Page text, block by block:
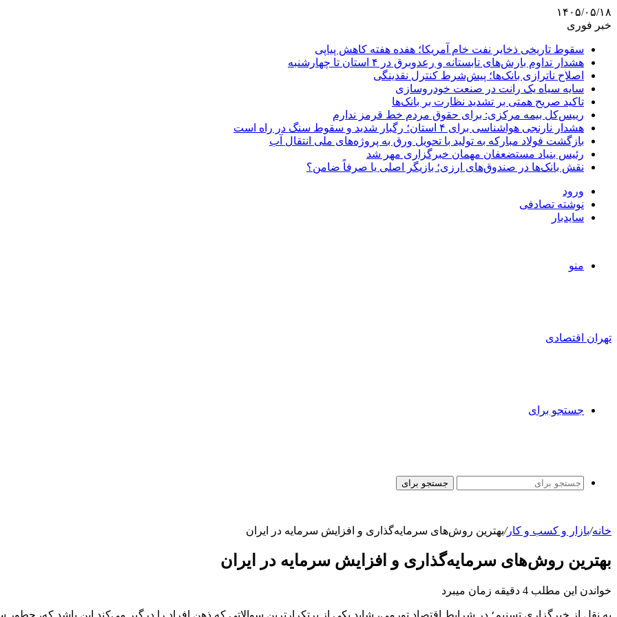
۱۴۰۵/۰۵/۱۸
خبر فوری
سقوط تاریخی ذخایر نفت خام آمریکا؛ هفده هفته کاهش پیاپی
هشدار تداوم بارش‌های تابستانه و رعدوبرق در ۴ استان تا چهارشنبه
اصلاح ناترازی بانک‌ها؛ پیش‌شرط کنترل نقدینگی
سایه سیاه یک رانت در صنعت خودروسازی
تاکید صریح همتی بر تشدید نظارت بر بانک‌ها
رییس‌کل بیمه مرکزی: برای حقوق مردم خط قرمز ندارم
هشدار نارنجی هواشناسی برای ۴ استان؛ رگبار شدید و سقوط سنگ در راه است
بازگشت فولاد مبارکه به تولید با تحویل ورق به پروژه‌های ملی انتقال آب
رئیس بنیاد مستضعفان مهمان خبرگزاری مهر شد
نقش بانک‌ها در صندوق‌های ارزی؛ بازیگر اصلی یا صرفاً ضامن؟
ورود
نوشته تصادفی
سایدبار
منو
تهران اقتصادی
جستجو برای
جستجو برای
خانه/بازار و کسب و کار/بهترین روش‌های سرمایه‌گذاری و افزایش سرمایه در ایران
بهترین روش‌های سرمایه‌گذاری و افزایش سرمایه در ایران
خواندن این مطلب 4 دقیقه زمان میبرد
به نقل از خبرگزاری تسنیم؛ در شرایط اقتصاد تورمی، شاید یکی از پرتکرارترین سوالاتی که ذهن افراد را درگیر می‌کند این باشد که،